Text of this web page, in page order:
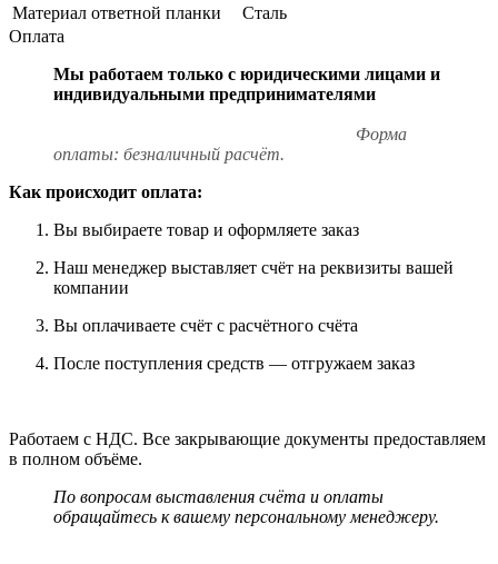
Материал ответной планки
Сталь
Оплата
Мы работаем только с юридическими лицами и
индивидуальными предпринимателями
Форма
оплаты: безналичный расчёт.
Как происходит оплата:
Вы выбираете товар и оформляете заказ
Наш менеджер выставляет счёт на реквизиты вашей
компании
Вы оплачиваете счёт с расчётного счёта
После поступления средств — отгружаем заказ
Работаем с НДС. Все закрывающие документы предоставляем
в полном объёме.
По вопросам выставления счёта и оплаты
обращайтесь к вашему персональному менеджеру.